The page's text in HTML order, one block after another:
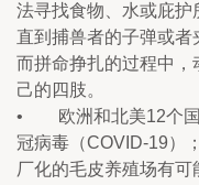
法寻找食物、水或庇护
直到捕兽者的子弹或
而拼命挣扎的过程中，
己的四肢。
•        欧洲和北美
冠病毒（COVID-19）
厂化的毛皮养殖场有